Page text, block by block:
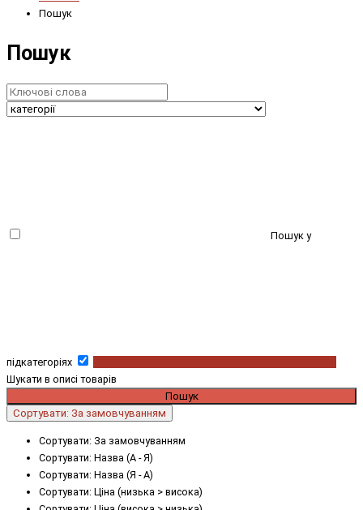
Пошук
Пошук
Пошук у
підкатегоріях
Шукати в описі товарів
Сортувати: За замовчуванням
Сортувати: За замовчуванням
Сортувати: Назва (А - Я)
Сортувати: Назва (Я - А)
Сортувати: Ціна (низька > висока)